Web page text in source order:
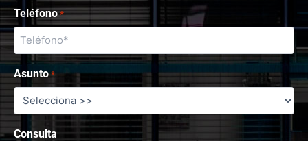
Teléfono *
Asunto *
Consulta